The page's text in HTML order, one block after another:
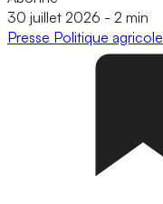
30 juillet 2026 - 2 min
Presse Politique agricole